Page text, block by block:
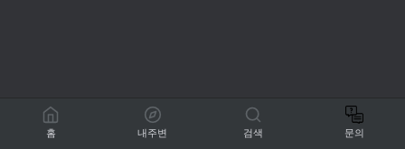
홈 내주변 검색 문의